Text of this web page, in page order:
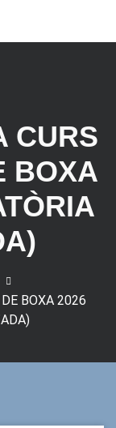
CURS
BOXA
BOXA 2026